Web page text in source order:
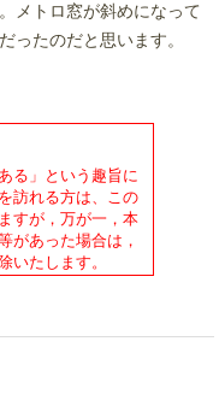
メトロ窓が斜めになって
ったのだと思います。
る」という趣旨に
訪れる方は、この
すが，万が一，本
があった場合は，
いたします。